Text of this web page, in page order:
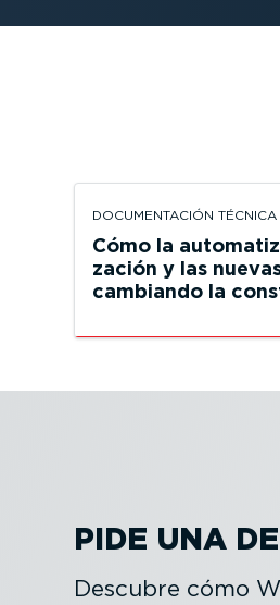
DOCUMEN­TACIÓN TÉCNICA
Cómo la
zación y las
cambiando la
PIDE UNA
Descubre cómo